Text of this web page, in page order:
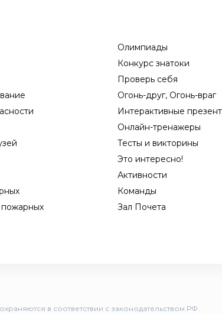
Олимпиады
Конкурс знатоки
Проверь себя
Огонь-друг, Огонь-враг
Интерактивные
Онлайн-тренажеры
Тесты и викторины
Это интересно!
Активности
Команды
Зал Почета
в соответствии с законодательством РФ.